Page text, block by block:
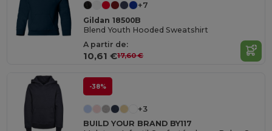
+7
Gildan 18500B
Blend Youth Hooded Sweatshirt
A partir de:
10,61 €17,60 €
-38%
+3
BUILD YOUR BRAND BY117